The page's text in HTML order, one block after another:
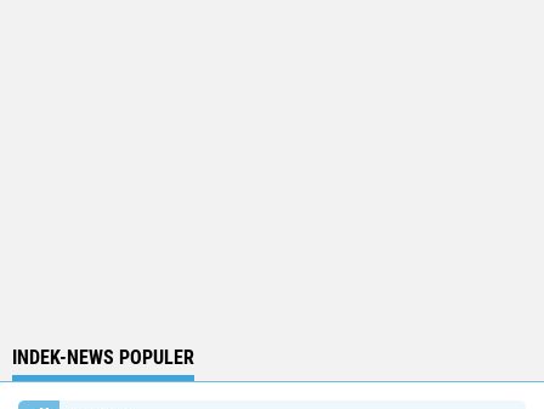
INDEK-NEWS POPULER